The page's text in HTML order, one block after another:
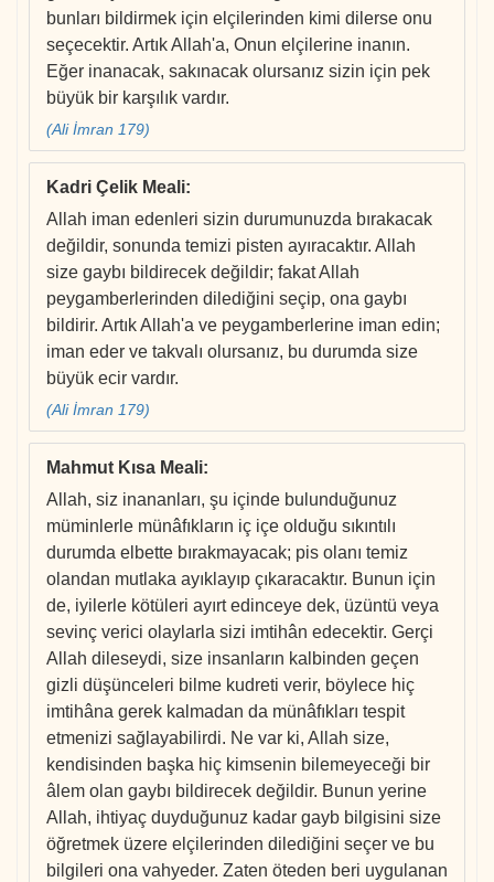
bunları bildirmek için elçilerinden kimi dilerse onu
seçecektir. Artık Allah'a, Onun elçilerine inanın.
Eğer inanacak, sakınacak olursanız sizin için pek
büyük bir karşılık vardır.
(Ali İmran 179)
Kadri Çelik Meali:
Allah iman edenleri sizin durumunuzda bırakacak
değildir, sonunda temizi pisten ayıracaktır. Allah
size gaybı bildirecek değildir; fakat Allah
peygamberlerinden dilediğini seçip, ona gaybı
bildirir. Artık Allah'a ve peygamberlerine iman edin;
iman eder ve takvalı olursanız, bu durumda size
büyük ecir vardır.
(Ali İmran 179)
Mahmut Kısa Meali:
Allah, siz inananları, şu içinde bulunduğunuz
müminlerle münâfıkların iç içe olduğu sıkıntılı
durumda elbette bırakmayacak; pis olanı temiz
olandan mutlaka ayıklayıp çıkaracaktır. Bunun için
de, iyilerle kötüleri ayırt edinceye dek, üzüntü veya
sevinç verici olaylarla sizi imtihân edecektir. Gerçi
Allah dileseydi, size insanların kalbinden geçen
gizli düşünceleri bilme kudreti verir, böylece hiç
imtihâna gerek kalmadan da münâfıkları tespit
etmenizi sağlayabilirdi. Ne var ki, Allah size,
kendisinden başka hiç kimsenin bilemeyeceği bir
âlem olan gaybı bildirecek değildir. Bunun yerine
Allah, ihtiyaç duyduğunuz kadar gayb bilgisini size
öğretmek üzere elçilerinden dilediğini seçer ve bu
bilgileri ona vahyeder. Zaten öteden beri uygulanan